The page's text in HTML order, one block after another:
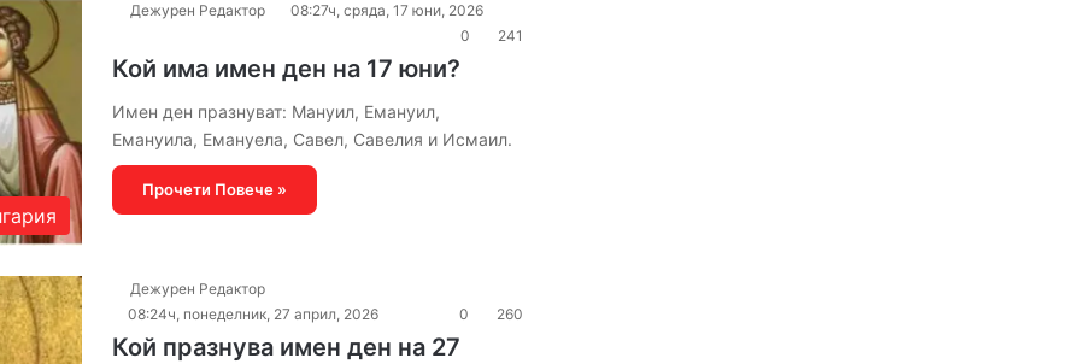
Дежурен Редактор
08:27ч, сряда, 17 юни, 2026
0
241
Кой има имен ден на 17 юни?
Имен ден празнуват: Мануил, Емануил,
Емануила, Емануела, Савел, Савелия и Исмаил.
Прочети Повече »
Дежурен Редактор
08:24ч, понеделник, 27 април, 2026
0 260
Кой празнува имен ден на 27